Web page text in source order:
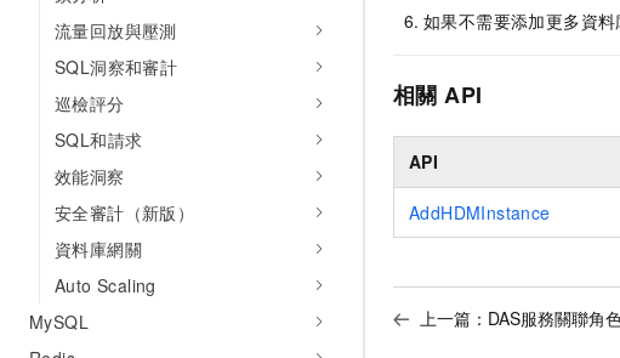
流量回放與壓測
SQL洞察和審計
巡檢評分
SQL和請求
效能洞察
安全審計（新版）
資料庫網關
Auto Scaling
MySQL
如果不需要添加更多資
相關 API
API
AddHDMInstance
上一篇： DAS服務關聯角